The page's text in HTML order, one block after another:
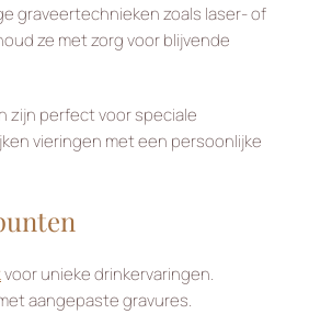
graveertechnieken zoals laser- of
ze met zorg voor blijvende
zijn perfect voor speciale
vieringen met een persoonlijke
voor unieke drinkervaringen.
aangepaste gravures.